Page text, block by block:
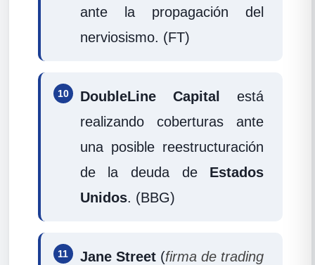
ante la propagación del
nerviosismo. (FT)
10 DoubleLine Capital
está
realizando coberturas ante
una posible reestructuración
de la deuda de Estados
Unidos. (BBG)
11 Jane Street(firma de trading